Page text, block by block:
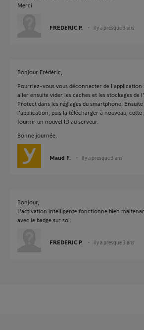
Merci
FREDERIC P. il y a presque 3 ans
Bonjour Frédéric,
Pourriez-vous vous déconnecter de l'application
aller ensuite vider les caches et les stockages de
Protect dans les réglages du smartphone.
l'application, puis la télécharger à nouveau,
fournir un nouvel ID au serveur.
Bonne journée,
Maud F. il y a presque 3 ans
Bonjour,
L'activation intelligente fonctionne bien
avec le badge sur soi.
FREDERIC P. il y a presque 3 ans